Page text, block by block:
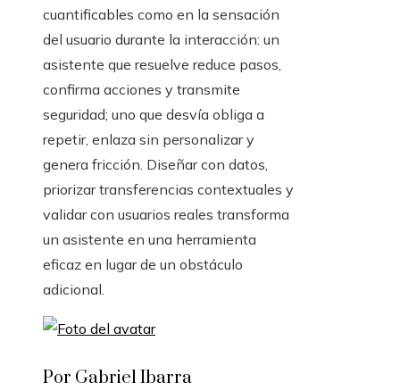
cuantificables como en la sensación
del usuario durante la interacción: un
asistente que resuelve reduce pasos,
confirma acciones y transmite
seguridad; uno que desvía obliga a
repetir, enlaza sin personalizar y
genera fricción. Diseñar con datos,
priorizar transferencias contextuales y
validar con usuarios reales transforma
un asistente en una herramienta
eficaz en lugar de un obstáculo
adicional.
Por Gabriel Ibarra